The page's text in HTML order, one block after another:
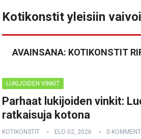
Kotikonstit yleisiin
AVAINSANA: KOTIKONSTIT
LUKIJOIDEN VINKIT
Parhaat lukijoiden vinkit:
ratkaisuja kotona
KOTIKONSTIT ELO 02, 2026 0